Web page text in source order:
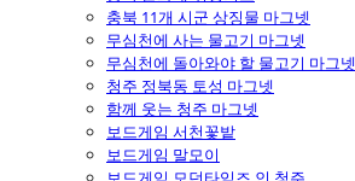
충북 11개 시군 상징물 마그넷
무심천에 사는 물고기 마그넷
무심천에 돌아와야 할 물고기 마그넷
청주 정북동 토성 마그넷
함께 웃는 청주 마그넷
보드게임 서천꽃밭
보드게임 말모이